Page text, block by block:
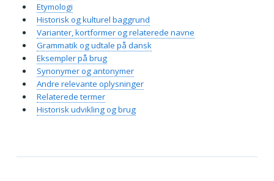
Etymologi
Historisk og kulturel baggrund
Varianter, kortformer og relaterede navne
Grammatik og udtale på dansk
Eksempler på brug
Synonymer og antonymer
Andre relevante oplysninger
Relaterede termer
Historisk udvikling og brug